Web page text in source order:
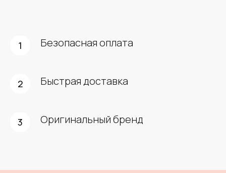
Безопасная оплата
Быстрая доставка
Оригинальный бренд